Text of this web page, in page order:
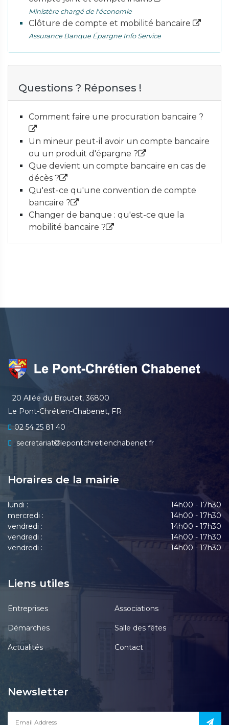
Ministère chargé de l'économie
Clôture de compte et mobilité bancaire
Assurance Banque Épargne Info Service
Questions ? Réponses !
Comment faire une procuration bancaire ?
Un mineur peut-il avoir un compte bancaire
ou un produit d'épargne ?
Que devient un compte bancaire en cas de
décès ?
Qu'est-ce qu'une convention de compte
bancaire ?
Changer de banque : qu'est-ce que la
mobilité bancaire ?
20 Allée du Broutet, 36800
Le Pont-Chrétien-Chabenet, FR
02 54 25 81 40
secretariat
lepontchretienchabenet.fr
Horaires de la mairie
lundi :
14h00 - 17h30
mercredi :
14h00 - 17h30
vendredi :
14h00 - 17h30
vendredi :
14h00 - 17h30
vendredi :
14h00 - 17h30
Liens utiles
Entreprises Associations
Démarches Salle des fêtes
Actualités Contact
Newsletter